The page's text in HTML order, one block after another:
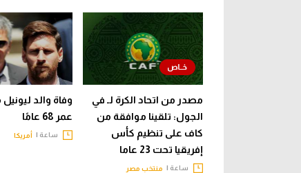
مصدر من اتحاد الكرة لـ في
الجول: تلقينا موافقة من
كاف على تنظيم كأس
إفريقيا تحت 23 عاما
ساعة | منتخب مصر
وفاة والد
عمر 68 عامًا
ساعة | أمريكا